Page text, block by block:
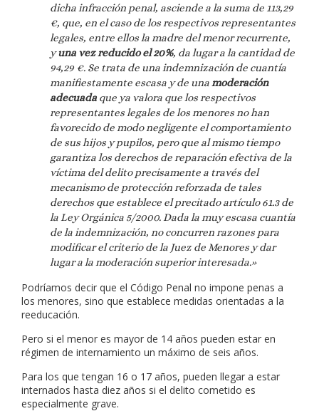
dicha infracción penal, asciende a la suma de 113,29
€, que, en el caso de los respectivos representantes
legales, entre ellos la madre del menor recurrente,
yuna vez reducido el 20%, da lugar a la cantidad de
94,29 €. Se trata de una indemnización de cuantía
manifiestamente escasa y de unamoderación
adecuada que ya valora quelos respectivos
representantes legales de los menores no han
favorecido de modo negligente el comportamiento
de sus hijos y pupilos, pero que al mismo tiempo
garantiza los derechos de reparación efectiva de la
víctima del delito precisamente a través del
mecanismo de protección reforzada de tales
derechos que establece el precitado artículo 61.3 de
la Ley Orgánica 5/2000. Dada la muy escasa cuantía
de la indemnización, no concurren razones para
modificar el criterio de la Juez de Menores y dar
lugar a la moderación superior interesada.»
Podríamos decir que el Código Penal no impone penas a
los menores, sino que establece medidas orientadas a la
reeducación.
Pero si el menor es mayor de 14 años pueden estar en
régimen de internamiento un máximo de seis años.
Para los que tengan 16 o 17 años, pueden llegar a estar
internados hasta diez años si el delito cometido es
especialmente grave.